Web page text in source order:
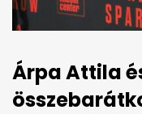
Árpa Attila